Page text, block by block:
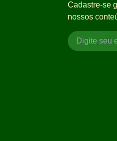
Cadastre-se
nossos